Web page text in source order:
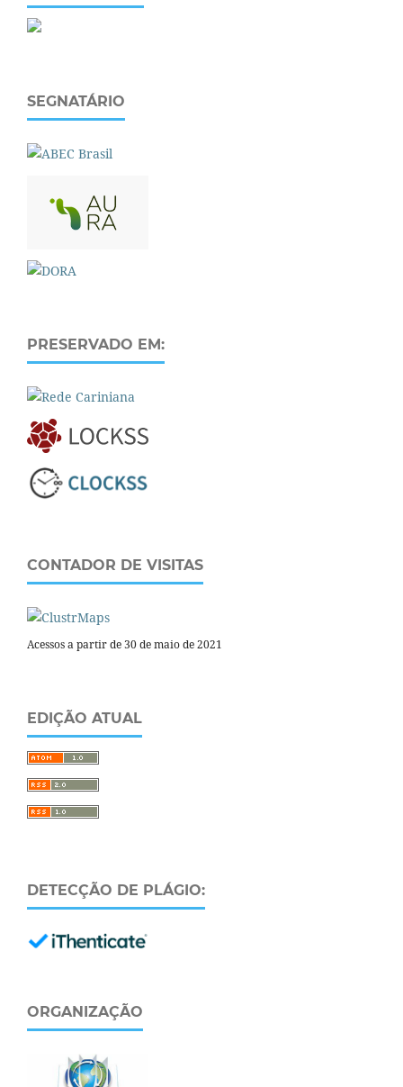
SEGNATÁRIO
PRESERVADO EM:
CONTADOR DE VISITAS
Acessos a partir de 30 de maio de 2021
EDIÇÃO ATUAL
DETECÇÃO DE PLÁGIO:
ORGANIZAÇÃO